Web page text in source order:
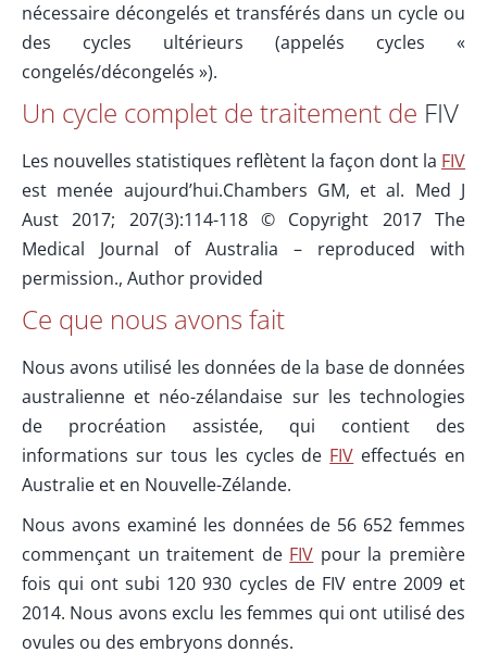
nécessaire décongelés et transférés dans un cycle ou
des cycles ultérieurs (appelés cycles «
congelés/décongelés »).
Un cycle complet de traitement de FIV
Les nouvelles statistiques reflètent la façon dont la FIV
est menée aujourd’hui.Chambers GM, et al. Med J
Aust 2017; 207(3):114-118 © Copyright 2017 The
Medical Journal of Australia – reproduced with
permission., Author provided
Ce que nous avons fait
Nous avons utilisé les données de la base de données
australienne et néo-zélandaise sur les technologies
de procréation assistée, qui contient des
informations sur tous les cycles de FIV effectués en
Australie et en Nouvelle-Zélande.
Nous avons examiné les données de 56 652 femmes
commençant un traitement de FIV pour la première
fois qui ont subi 120 930 cycles de FIV entre 2009 et
2014. Nous avons exclu les femmes qui ont utilisé des
ovules ou des embryons donnés.